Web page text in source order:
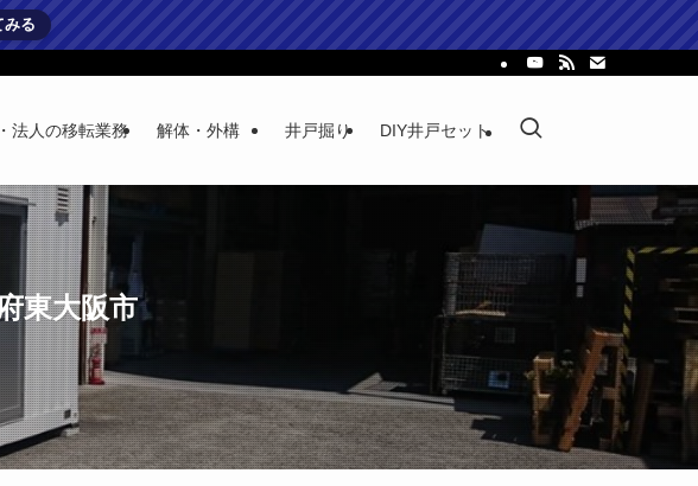
みる
法人の移転業務 解体・外構 井戸掘り DIY井戸セット
東大阪市